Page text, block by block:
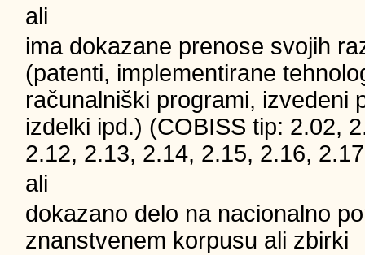
ali
ima dokazane prenose svojih
(patenti, implementirane
računalniški programi, izvedeni
izdelki ipd.) (COBISS tip: 2.02,
2.12, 2.13, 2.14, 2.15, 2.16,
ali
dokazano delo na nacionalno
znanstvenem korpusu ali zbirki